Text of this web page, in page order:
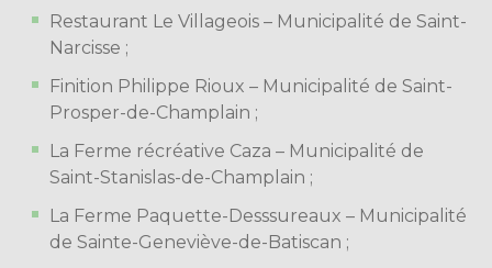
Restaurant Le Villageois – Municipalité de Saint-
Narcisse ;
Finition Philippe Rioux – Municipalité de Saint-
Prosper-de-Champlain ;
La Ferme récréative Caza – Municipalité de
Saint-Stanislas-de-Champlain ;
La Ferme Paquette-Desssureaux – Municipalité
de Sainte-Geneviève-de-Batiscan ;